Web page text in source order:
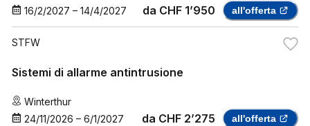
16/2/2027 – 14/4/2027 da CHF 1’950 all'offerta
STFW
Sistemi di allarme antintrusione
Winterthur
24/11/2026 – 6/1/2027 da CHF 2’275 all'offerta